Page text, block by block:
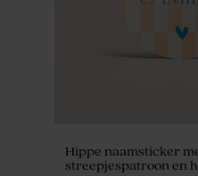
Hippe naamsticker
streepjespatroon en